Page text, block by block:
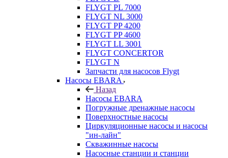
FLYGT PL 7000
FLYGT NL 3000
FLYGT PP 4200
FLYGT PP 4600
FLYGT LL 3001
FLYGT CONCERTOR
FLYGT N
Запчасти для насосов Flygt
Насосы EBARA
Назад
Насосы EBARA
Погружные дренажные насосы
Поверхностные насосы
Циркуляционные насосы и насосы
"ин-лайн"
Скважинные насосы
Насосные станции и станции